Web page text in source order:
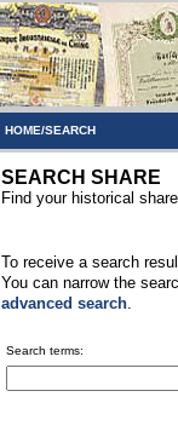
HOME/SEARCH
SEARCH SHARE
Find your historical
To receive a search
You can narrow the
advanced search.
Search terms: